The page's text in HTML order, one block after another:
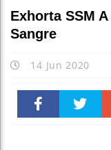
Exhorta SSM
Sangre
14 Jun 2020